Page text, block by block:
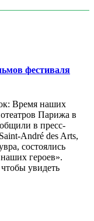
фестиваля
Время наших
Парижа в
в пресс-
André des Arts,
состоялись
героев».
увидеть